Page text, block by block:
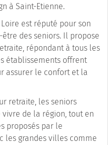
à Saint-Etienne.
est réputé pour son
des seniors. Il propose
répondant à tous les
établissements offrent
assurer le confort et la
retraite, les seniors
de la région, tout en
proposés par le
les grandes villes comme